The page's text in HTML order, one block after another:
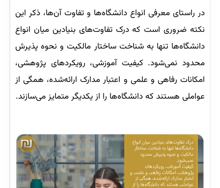
در راستای معرفی انواع دانشگاه‌ها و تفاوت آن‌ها، ذکر این
نکته ضروری است که درک تفاوت‌های بنیادین میان انواع
دانشگاه‌ها تنها به شناخت ساختار مالکیت و نحوه پذیرش
محدود نمی‌شود. کیفیت آموزشی، رویکردهای پژوهشی،
امکانات رفاهی و علمی و اعتبار مدارک ارائه‌شده،‌ همگی از
عواملی هستند که دانشگاه‌ها را از یکدیگر متمایز می‌سازند.